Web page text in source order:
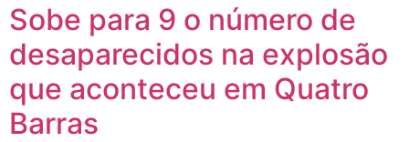
Sobe para 9 o número de
desaparecidos na explosão
que aconteceu em Quatro
Barras